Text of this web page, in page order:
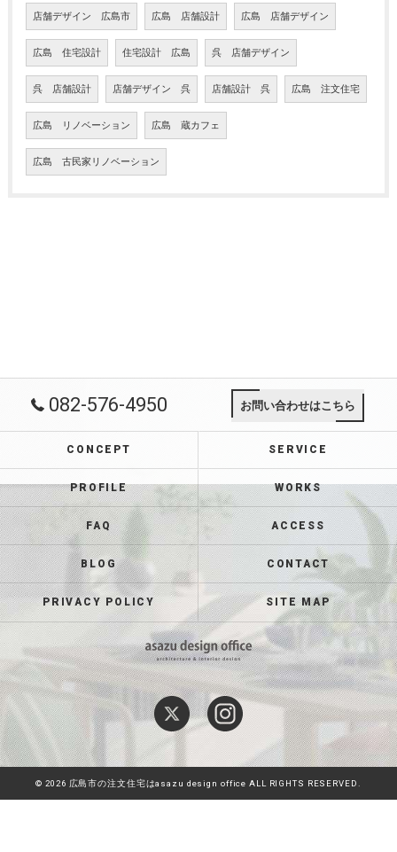
店舗デザイン 広島市 広島 店舗設計 広島 店舗デザイン
広島 住宅設計 住宅設計 広島 呉 店舗デザイン
呉 店舗設計 店舗デザイン 呉 店舗設計 呉 広島 注文住宅
広島 リノベーション 広島 蔵カフェ
広島 古民家リノベーション
082-576-4950 お問い合わせはこちら
CONCEPT SERVICE
PROFILE WORKS
FAQ ACCESS
BLOG CONTACT
PRIVACY POLICY SITE MAP
© 2026 広島市の注文住宅はasazu design office ALL RIGHTS RESERVED.